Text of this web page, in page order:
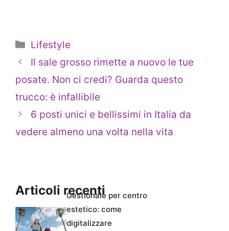
Categorie
Lifestyle
Il sale grosso rimette a nuovo le tue
posate. Non ci credi? Guarda questo
trucco: è infallibile
6 posti unici e bellissimi in Italia da
vedere almeno una volta nella vita
Articoli recentiGestionale per centro
estetico: come
digitalizzare